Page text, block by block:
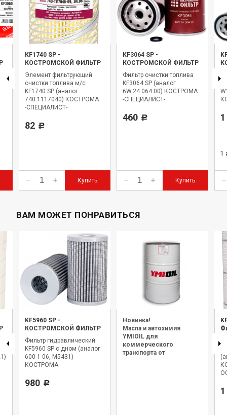
KF1740 SP -
КОСТРОМСКОЙ ФИЛЬТР
Элемент фильтрующий
очистки топлива м/с
KF1740 SP (аналог
740.1117040) КОСТРОМА
-СПЕЦИАЛИСТ-
82 Р
Купить
KF3064 SP -
КОСТРОМСКОЙ ФИЛЬТР
Фильтр очистки топлива
KF3064 SP (аналог
6W.24.064.00) КОСТРОМА
-СПЕЦИАЛИСТ-
460 Р
Купить
1
ВАМ МОЖЕТ ПОНРАВИТЬСЯ
KF5960 SP -
КОСТРОМСКОЙ ФИЛЬТР
Фильтр гидравлический
KF5960 SP с дном (аналог
600-1-06, М5431)
КОСТРОМА
980 Р
Новинка!
Масла и автохимия
YMIOIL для
коммерческого
транспорта от